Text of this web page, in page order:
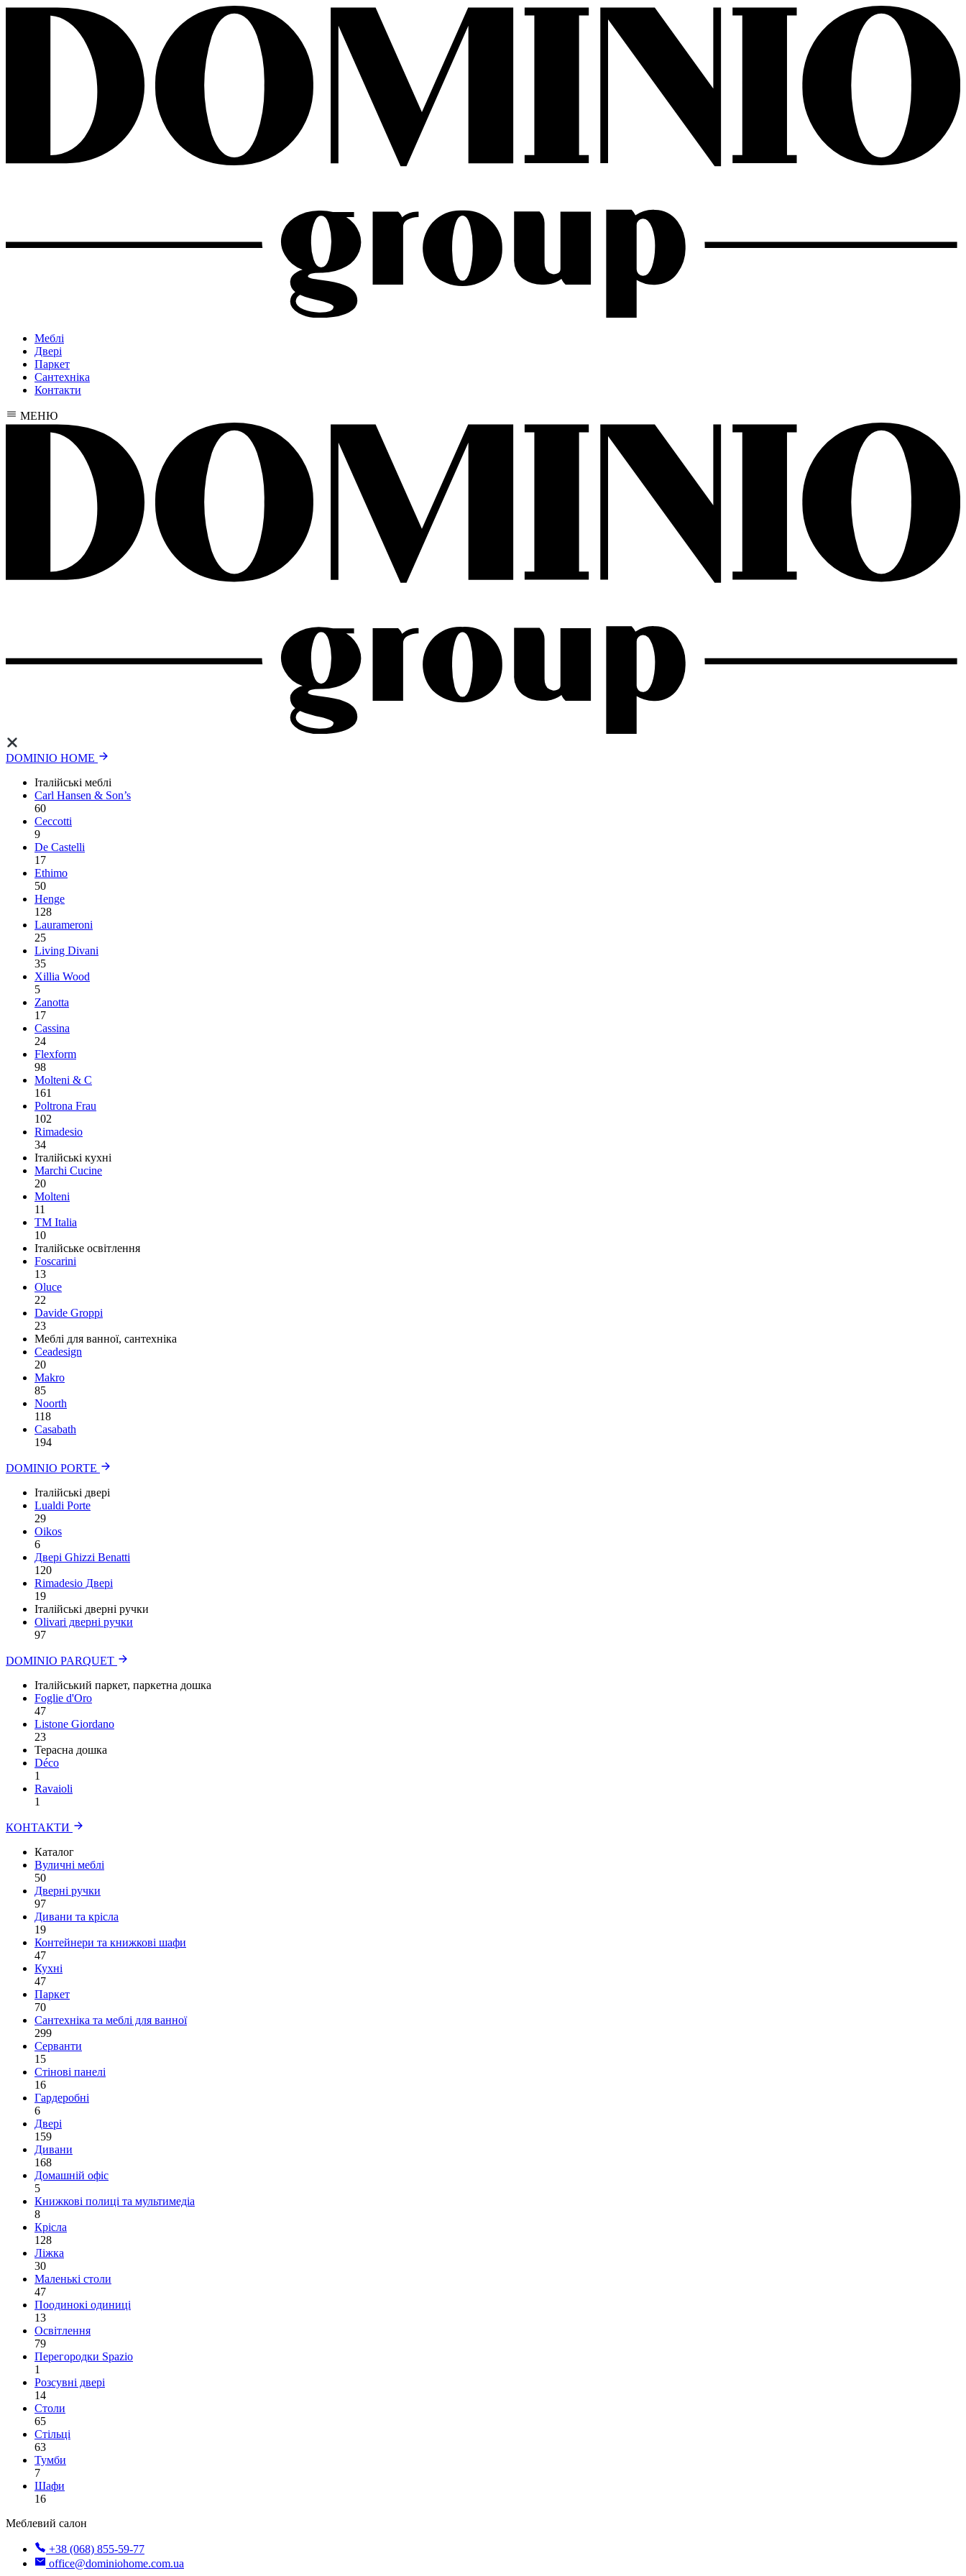
Меблі
Двері
Паркет
Сантехніка
Контакти
МЕНЮ
DOMINIO HOME
Італійські меблі
Carl Hansen & Son’s
60
Ceccotti
9
De Castelli
17
Ethimo
50
Henge
128
Laurameroni
25
Living Divani
35
Xillia Wood
5
Zanotta
17
Cassina
24
Flexform
98
Molteni & C
161
Poltrona Frau
102
Rimadesio
34
Італійські кухні
Marchi Cucine
20
Molteni
11
TM Italia
10
Італійське освітлення
Foscarini
13
Oluce
22
Davide Groppi
23
Меблі для ванної, сантехніка
Ceadesign
20
Makro
85
Noorth
118
Сasabath
194
DOMINIO PORTE
Італійські двері
Lualdi Porte
29
Oikos
6
Двері Ghizzi Benatti
120
Rimadesio Двері
19
Італійські дверні ручки
Olivari дверні ручки
97
DOMINIO PARQUET
Італійський паркет, паркетна дошка
Foglie d'Oro
47
Listone Giordano
23
Терасна дошка
Déco
1
Ravaioli
1
КОНТАКТИ
Каталог
Вуличні меблі
50
Дверні ручки
97
Дивани та крісла
19
Контейнери та книжкові шафи
47
Кухні
47
Паркет
70
Сантехніка та меблі для ванної
299
Серванти
15
Стінові панелі
16
Гардеробні
6
Двері
159
Дивани
168
Домашній офіс
5
Книжкові полиці та мультимедіа
8
Крісла
128
Ліжка
30
Маленькі столи
47
Поодинокі одиниці
13
Освітлення
79
Перегородки Spazio
1
Розсувні двері
14
Столи
65
Стільці
63
Тумби
7
Шафи
16
Меблевий салон
+38 (068) 855-59-77
office@dominiohome.com.ua